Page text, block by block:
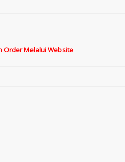
Order Melalui Website